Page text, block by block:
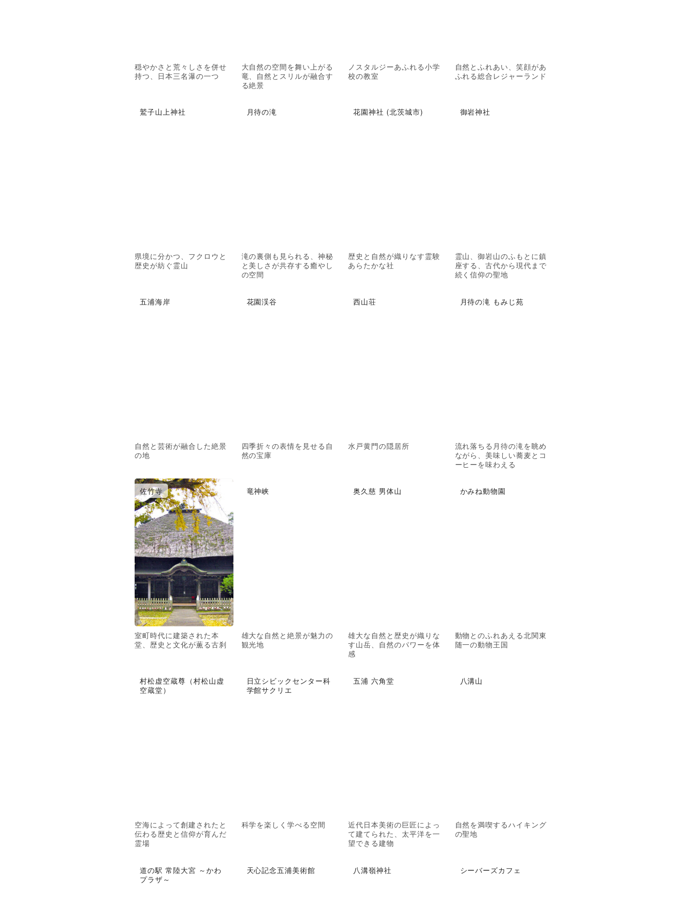
穏やかさと荒々しさを併せ
持つ、日本三名瀑の一つ
大自然の空間を舞い上がる
竜、自然とスリルが融合す
る絶景
ノスタルジーあふれる小学
校の教室
自然とふれあい、笑顔があ
ふれる総合レジャーランド
鷲子山上神社
県境に分かつ、フクロウと
歴史が紡ぐ霊山
月待の滝
滝の裏側も見られる、神秘
と美しさが共存する癒やし
の空間
花園神社 (北茨城市)
歴史と自然が織りなす霊験
あらたかな社
御岩神社
霊山、御岩山のふもとに鎮
座する、古代から現代まで
続く信仰の聖地
五浦海岸
自然と芸術が融合した絶景
の地
花園渓谷
四季折々の表情を見せる自
然の宝庫
西山荘
水戸黄門の隠居所
月待の滝 もみじ苑
流れ落ちる月待の滝を眺め
ながら、美味しい蕎麦とコ
ーヒーを味わえる
佐竹寺
室町時代に建築された本
堂、歴史と文化が薫る古刹
竜神峡
雄大な自然と絶景が魅力の
観光地
奥久慈 男体山
雄大な自然と歴史が織りな
す山岳、自然のパワーを体
感
かみね動物園
動物とのふれあえる北関東
随一の動物王国
村松虚空蔵尊（村松山虚
空蔵堂）
空海によって創建されたと
伝わる歴史と信仰が育んだ
霊場
日立シビックセンター科
学館サクリエ
科学を楽しく学べる空間
五浦 六角堂
近代日本美術の巨匠によっ
て建てられた、太平洋を一
望できる建物
八溝山
自然を満喫するハイキング
の聖地
道の駅 常陸大宮 ～かわ
プラザ～
天心記念五浦美術館 八溝嶺神社 シーバーズカフェ